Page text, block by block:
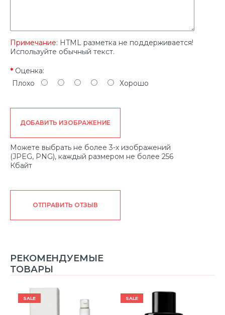
Примечание: HTML разметка не поддерживается!
Используйте обычный текст.
Оценка:
Плохо
Хорошо
ДОБАВИТЬ ИЗОБРАЖЕНИЕ
Можете выбрать не более 3-х изображений
(JPEG, PNG), каждый размером не более 256
Кбайт
ОТПРАВИТЬ ОТЗЫВ
РЕКОМЕНДУЕМЫЕ
ТОВАРЫ
SALE SALE